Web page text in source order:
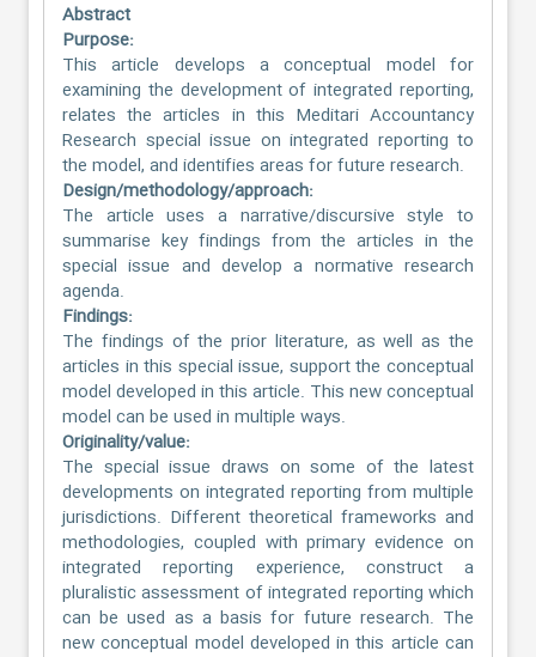
Abstract
Purpose:
This article develops a conceptual model for
examining the development of integrated reporting,
relates the articles in this Meditari Accountancy
Research special issue on integrated reporting to
the model, and identifies areas for future research.
Design/methodology/approach:
The article uses a narrative/discursive style to
summarise key findings from the articles in the
special issue and develop a normative research
agenda.
Findings:
The findings of the prior literature, as well as the
articles in this special issue, support the conceptual
model developed in this article. This new conceptual
model can be used in multiple ways.
Originality/value:
The special issue draws on some of the latest
developments on integrated reporting from multiple
jurisdictions. Different theoretical frameworks and
methodologies, coupled with primary evidence on
integrated reporting experience, construct a
pluralistic assessment of integrated reporting which
can be used as a basis for future research. The
new conceptual model developed in this article can